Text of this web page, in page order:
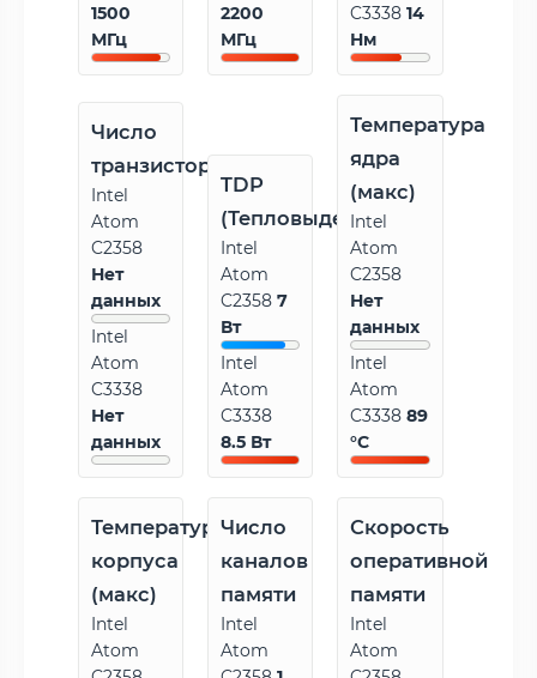
1500
МГц
2200
МГц
C333814
Нм
Число
транзисторов
Intel
Atom
C2358
Нет
данных
Intel
Atom
C3338
Нет
данных
TDP
(Тепловыделение)
Intel
Atom
C23587
Вт
Intel
Atom
C3338
8.5 Вт
Температура
ядра
(макс)
Intel
Atom
C2358
Нет
данных
Intel
Atom
C333889
°C
Температура
корпуса
(макс)
Intel
Atom
Число
каналов
памяти
Intel
Atom
Скорость
оперативной
памяти
Intel
Atom